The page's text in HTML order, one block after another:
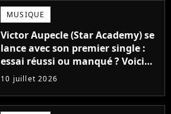
MUSIQUE
Victor Aupecle (Star Academy) se
lance avec son premier single :
essai réussi ou manqué ? Voici
notre avis !
10 juillet 2026